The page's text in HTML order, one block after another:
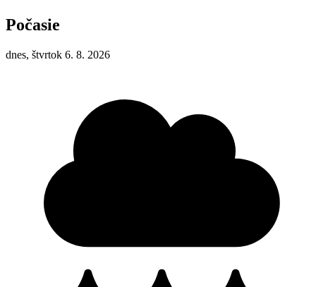
Počasie
dnes, štvrtok 6. 8. 2026